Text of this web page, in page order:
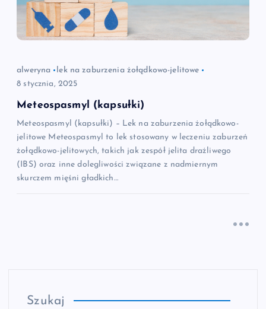
alweryna
lek na zaburzenia żołądkowo-jelitowe
8 stycznia, 2025
Meteospasmyl (kapsułki)
Meteospasmyl (kapsułki) – Lek na zaburzenia żołądkowo-
jelitowe Meteospasmyl to lek stosowany w leczeniu zaburzeń
żołądkowo-jelitowych, takich jak zespół jelita drażliwego
(IBS) oraz inne dolegliwości związane z nadmiernym
skurczem mięśni gładkich…
Szukaj